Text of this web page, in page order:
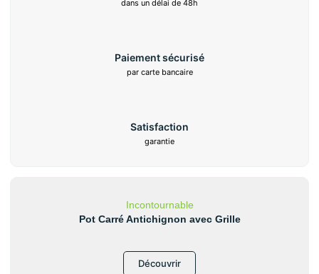
dans un délai de 48h
Paiement sécurisé
par carte bancaire
Satisfaction
garantie
Incontournable
Pot Carré Antichignon avec Grille
Découvrir